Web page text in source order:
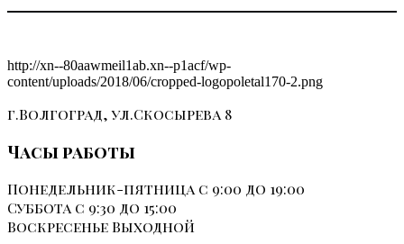
http://xn--80aawmeil1ab.xn--p1acf/wp-
content/uploads/2018/06/cropped-logopoletal170-2.png
г.Волгоград, ул.Скосырева 8
Часы работы
Понедельник-пятница с 9:00 до 19:00
Суббота с 9:30 до 15:00
ВоскресеньеВыходной